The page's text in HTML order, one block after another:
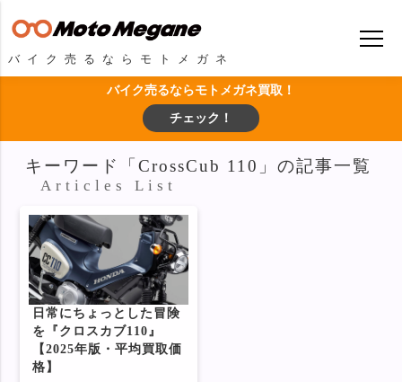
バイク売るならモトメガネ
バイク売るならモトメガネ買取！
チェック！
キーワード「CrossCub 110」の記事一覧
Articles List
日常にちょっとした冒険
を『クロスカブ110』
【2025年版・平均買取価
格】